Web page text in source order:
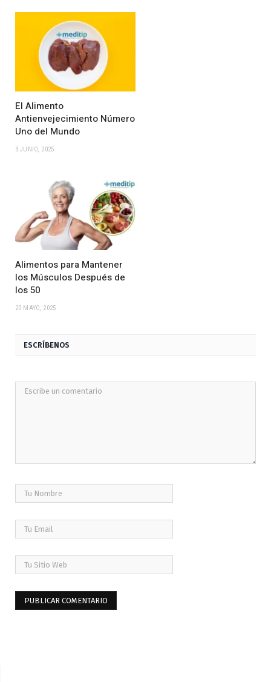
El Alimento
Antienvejecimiento Número
Uno del Mundo
3 JUNIO, 2025
Alimentos para Mantener
los Músculos Después de
los 50
20 MAYO, 2025
ESCRÍBENOS